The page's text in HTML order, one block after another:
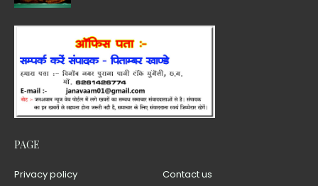
PAGE
Privacy policy
Contact us